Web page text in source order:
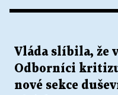
Vláda slíbila, že
Odborníci
nové sekce